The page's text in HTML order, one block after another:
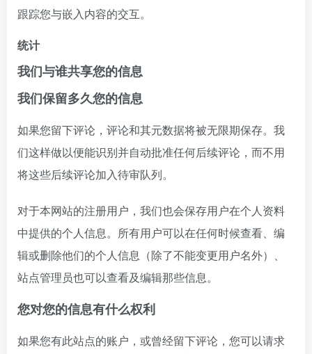
跟踪您与嵌入内容的交互。
统计
我们与谁共享您的信息
我们保留多久您的信息
如果您留下评论，评论和其元数据将被无限期保存。我
们这样做以便能识别并自动批准任何后续评论，而不用
将这些后续评论加入待审队列。
对于本网站的注册用户，我们也会保存用户在个人资料
中提供的个人信息。所有用户可以在任何时候查看、编
辑或删除他们的个人信息（除了不能变更用户名外）、
站点管理员也可以查看及编辑那些信息。
您对您的信息有什么权利
如果您有此站点的账户，或曾经留下评论，您可以请求